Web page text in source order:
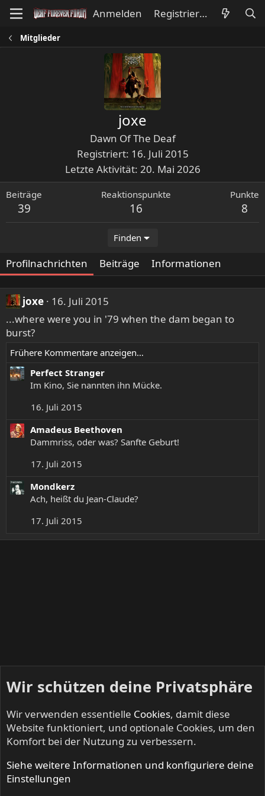
Anmelden Registrieren
Mitglieder
joxe
Dawn Of The Deaf
Registriert 16. Juli 2015
Letzte Aktivität 20. Mai 2026
Beiträge
39
Reaktionspunkte
16
Punkte
8
Finden
Profilnachrichten Beiträge Informationen
joxe
16. Juli 2015
...where were you in '79 when the dam began to
burst?
Frühere Kommentare anzeigen…
Perfect Stranger
Im Kino, Sie nannten ihn Mücke.
16. Juli 2015
Amadeus Beethoven
Dammriss, oder was? Sanfte Geburt!
17. Juli 2015
Mondkerz
Ach, heißt du Jean-Claude?
17. Juli 2015
Mitglieder
Wir schützen deine Privatsphäre
Wir verwenden essentielle Cookies, damit diese
Website funktioniert, und optionale Cookies, um den
Komfort bei der Nutzung zu verbessern.
Siehe weitere Informationen und konfiguriere deine
Einstellungen